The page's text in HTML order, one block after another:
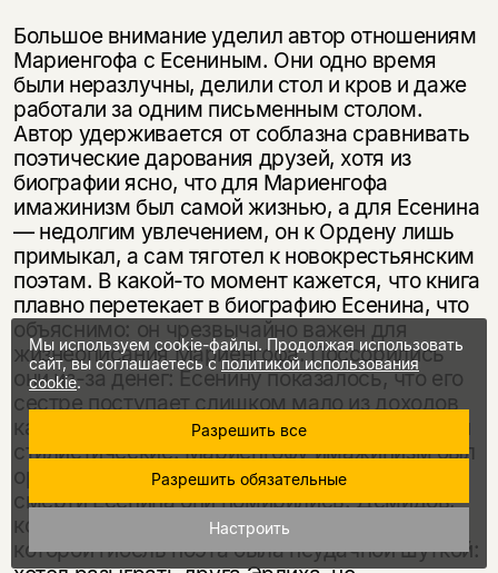
Большое внимание уделил автор отношениям
Мариенгофа с Есениным. Они одно время
были неразлучны, делили стол и кров и даже
работали за одним письменным столом.
Автор удерживается от соблазна сравнивать
поэтические дарования друзей, хотя из
биографии ясно, что для Мариенгофа
имажинизм был самой жизнью, а для Есенина
— недолгим увлечением, он к Ордену лишь
примыкал, а сам тяготел к новокрестьянским
поэтам. В какой-то момент кажется, что книга
плавно перетекает в биографию Есенина, что
объяснимо: он чрезвычайно важен для
жизнеописания Мариенгофа. Поссорились
они из-за денег: Есенину показалось, что его
сестре поступает слишком мало из доходов
кафе. Но в основе своей их разногласия были
стилистические: Мариенгофу имажинизм был
органичен, а Есенину — нет. Незадолго до
смерти Есенина они помирились. Демидов,
кстати, настаивает на версии, согласно
которой гибель поэта была неудачной шуткой:
Мы используем cookie-файлы. Продолжая использовать
сайт, вы соглашаетесь сполитикой использования
cookie.
Разрешить все
Разрешить обязательные
Настроить